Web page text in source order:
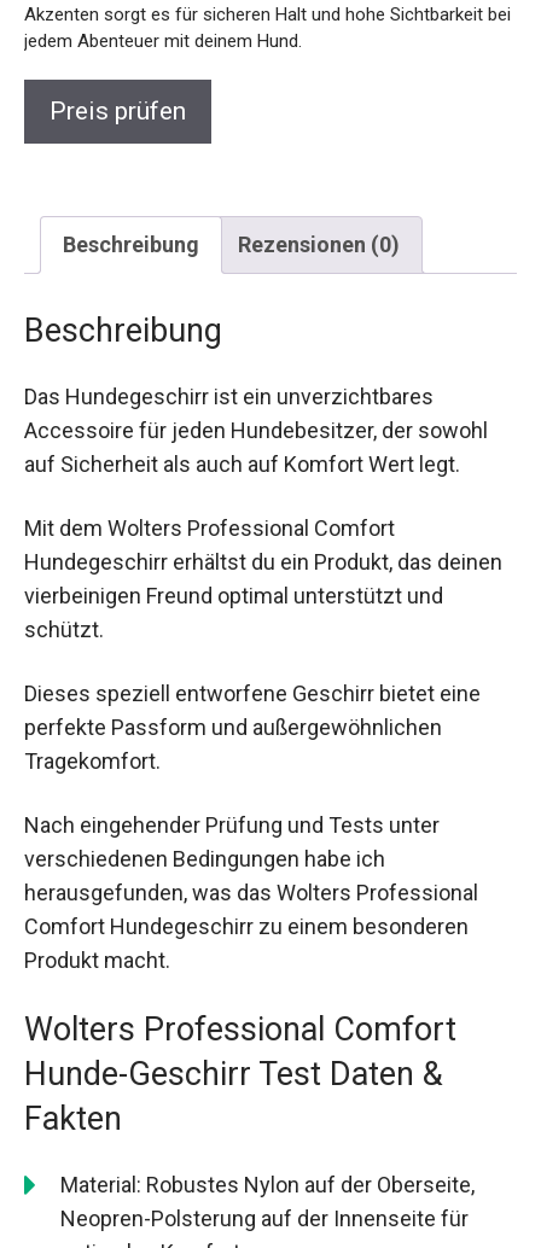
Akzenten sorgt es für sicheren Halt und hohe Sichtbarkeit bei
jedem Abenteuer mit deinem Hund.
Preis prüfen
Beschreibung Rezensionen (0)
Beschreibung
Das Hundegeschirr ist ein unverzichtbares
Accessoire für jeden Hundebesitzer, der sowohl
auf Sicherheit als auch auf Komfort Wert legt.
Mit dem Wolters Professional Comfort
Hundegeschirr erhältst du ein Produkt, das deinen
vierbeinigen Freund optimal unterstützt und
schützt.
Dieses speziell entworfene Geschirr bietet eine
perfekte Passform und außergewöhnlichen
Tragekomfort.
Nach eingehender Prüfung und Tests unter
verschiedenen Bedingungen habe ich
herausgefunden, was das Wolters Professional
Comfort Hundegeschirr zu einem besonderen
Produkt macht.
Wolters Professional Comfort
Hunde-Geschirr Test Daten &
Fakten
Material: Robustes Nylon auf der Oberseite,
Neopren-Polsterung auf der Innenseite für